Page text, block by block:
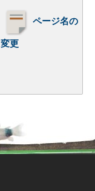
ページ名の
変更